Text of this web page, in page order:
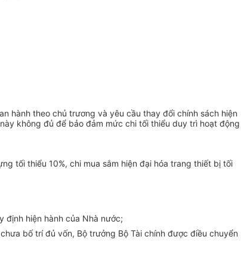
hành theo chủ trương và yêu cầu thay đổi chính sách hiện
không đủ để bảo đảm mức chi tối thiểu duy trì hoạt động
tối thiểu 10%, chi mua sắm hiện đại hóa trang thiết bị tối
hiện hành của Nhà nước;
bố trí đủ vốn, Bộ trưởng Bộ Tài chính được điều chuyển